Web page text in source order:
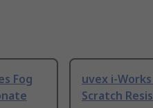
Fog
uvex i-
Scratch